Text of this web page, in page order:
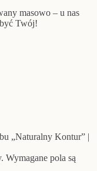
masowo – u nas
Twój!
„Naturalny Kontur” |
Wymagane pola są